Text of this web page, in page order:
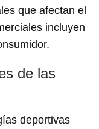
que afectan el
incluyen
de las
deportivas